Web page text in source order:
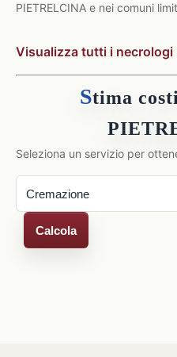
PIETRELCINA e nei comuni
Visualizza tutti i
Stima
Seleziona un servizio per
Calcola